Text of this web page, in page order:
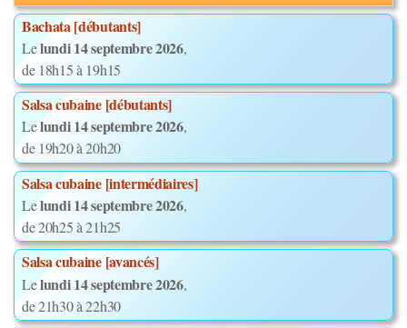
Bachata [débutants]
Lelundi 14 septembre 2026,
de 18h15 à 19h15
Salsa cubaine [débutants]
Lelundi 14 septembre 2026,
de 19h20 à 20h20
Salsa cubaine [intermédiaires]
Lelundi 14 septembre 2026,
de 20h25 à 21h25
Salsa cubaine [avancés]
Lelundi 14 septembre 2026,
de 21h30 à 22h30